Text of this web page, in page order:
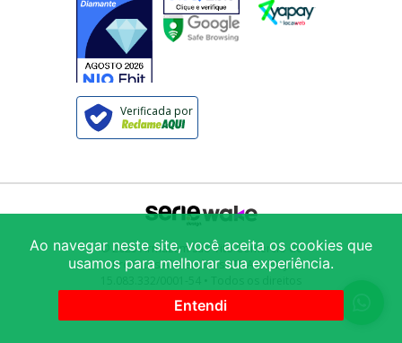
Verificada por
© 2025Armazém São Vito Comércio de
Produtos Alimentícios LTDA/ CNPJ:
Avenida Mercúrio 222
-SP-03007-000
Ao navegar neste site, você aceita os cookies que
usamos para melhorar sua experiência.
Entendi